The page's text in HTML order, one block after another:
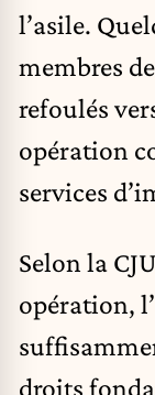
l’asile.
membres
refoulés
opération
services
Selon la
opération,
droits